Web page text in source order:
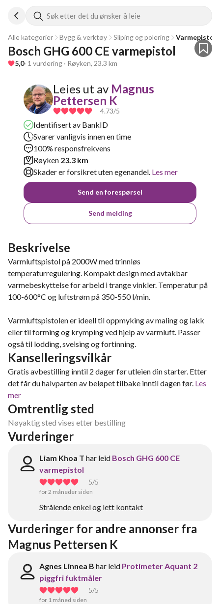
Søk etter det du ønsker å leie
Alle kategorier Bygg & verktøy Sliping og polering Varmepistol
Bosch GHG 600 CE varmepistol
5,0· 1 vurdering · Røyken, 23.3 km
Leies ut av Magnus
Pettersen K
4.73/5
Identifisert av BankID
Svarer vanligvis innen en time
100% responsfrekvens
Røyken 23.3 km
Skader er forsikret uten egenandel. Les mer
Send en forespørsel
Send melding
Beskrivelse
Varmluftspistol på 2000W med trinnløs
temperaturregulering. Kompakt design med avtakbar
varmebeskyttelse for arbeid i trange vinkler. Temperatur på
100-600°C og luftstrøm på 350-550 l/min.
Varmluftspistolen er ideell til oppmyking av maling og lakk
eller til forming og krymping ved hjelp av varmluft. Passer
også til lodding, sveising og fortinning.
Kanselleringsvilkår
Gratis avbestilling inntil 2 dager før utleien din starter. Etter
det får du halvparten av beløpet tilbake inntil dagen før. Les
mer
Omtrentlig sted
Nøyaktig sted vises etter bestilling
Vurderinger
Liam Khoa T har leid Bosch GHG 600 CE
varmepistol
5/5
for 2 måneder siden
Strålende enkel og lett kontakt
Vurderinger for andre annonser fra
Magnus Pettersen K
Agnes Linnea B har leid Protimeter Aquant 2
piggfri fuktmåler
5/5
for 1 måned siden